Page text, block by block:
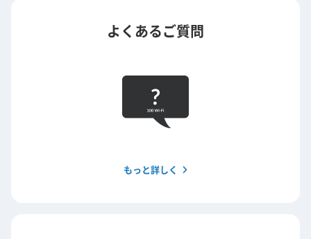
よくあるご質問
もっと詳しく